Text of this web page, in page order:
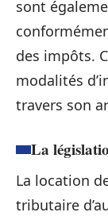
sont
des impôts.
modalités
travers son
La
La location
tributaire